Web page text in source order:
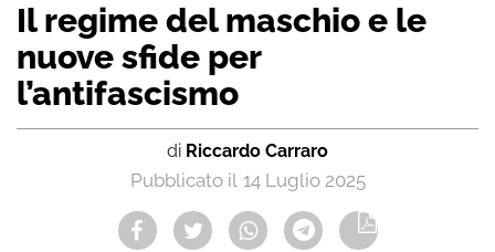
Il regime del maschio e le
nuove sfide per
l’antifascismo
di Riccardo Carraro
14 Luglio 2025